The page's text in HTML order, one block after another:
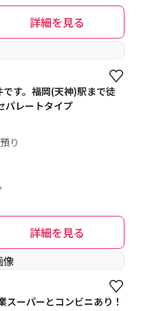
詳細を見る
す。福岡(天神)駅まで徒
パレートタイプ
り
詳細を見る
ーパーとコンビニあり！